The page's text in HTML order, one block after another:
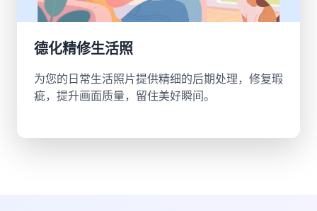
德化精修生活照
为您的日常生活照片提供精细的后期处理，修复瑕
疵，提升画面质量，留住美好瞬间。